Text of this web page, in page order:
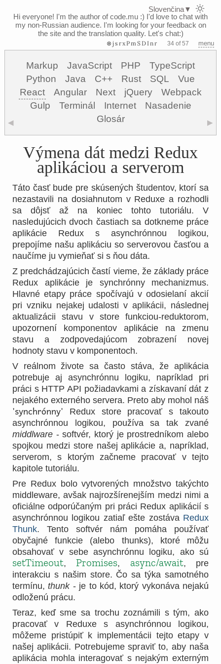
Hi everyone! I'm the author of code.mu :) I'd love to chat with
my non-Russian audience. I'm looking for your feedback on
the site and the translation quality. Let's chat:)
⊗jsrxPmSDInr 34 of 57 menu
Markup JavaScript PHP
TypeScript
Python
Java C++ Rust SQL
Vue
React
Angular Next jQuery
Webpack
Gulp
Terminál Internet
Nasadenie
Glosár
◀ ▶
Výmena dát medzi Redux
aplikáciou a serverom
Táto časť bude pre skúsených študentov, ktorí sa
nezastavili na dosiahnutom v Reduxe a rozhodli
sa dôjsť až na koniec tohto tutoriálu. V
nasledujúcich dvoch častiach sa dotkneme práce
aplikácie Redux s asynchrónnou logikou,
prepojíme našu aplikáciu so serverovou časťou a
naučíme ju vymieňať si s ňou dáta.
Z predchádzajúcich častí vieme, že základy práce
Redux aplikácie je synchrónny mechanizmus.
Hlavné etapy práce spočívajú v odosielaní akcií
pri vzniku nejakej udalosti v aplikácii, následnej
aktualizácii stavu v store funkciou-reduktorom,
upozornení komponentov aplikácie na zmenu
stavu a zodpovedajúcom zobrazení novej
hodnoty stavu v komponentoch.
V reálnom živote sa často stáva, že aplikácia
potrebuje aj asynchrónnu logiku, napríklad pri
práci s HTTP API požiadavkami a získavaní dát z
nejakého externého servera. Preto aby mohol náš
'synchrónny' Redux store pracovať s takouto
asynchrónnou logikou, používa sa tak zvané
middlware - softvér, ktorý je prostredníkom alebo
spojkou medzi store našej aplikácie a, napríklad,
serverom, s ktorým začneme pracovať v tejto
kapitole tutoriálu.
Pre Redux bolo vytvorených množstvo takýchto
middleware, avšak najrozšírenejším medzi nimi a
oficiálne odporúčaným pri práci Redux aplikácií s
asynchrónnou logikou zatiaľ ešte zostáva Redux
Thunk. Tento softvér nám pomáha používať
obyčajné funkcie (alebo thunks), ktoré môžu
obsahovať v sebe asynchrónnu logiku, ako sú
setTimeout,Promises, async/await, pre
interakciu s našim store. Čo sa týka samotného
termínu,thunk- je to kód, ktorý vykonáva nejakú
odloženú prácu.
Teraz, keď sme sa trochu zoznámili s tým, ako
pracovať v Reduxe s asynchrónnou logikou,
môžeme pristúpiť k implementácii tejto etapy v
našej aplikácii. Potrebujeme spraviť to, aby naša
aplikácia mohla interagovať s nejakým externým
Slovenčina▼